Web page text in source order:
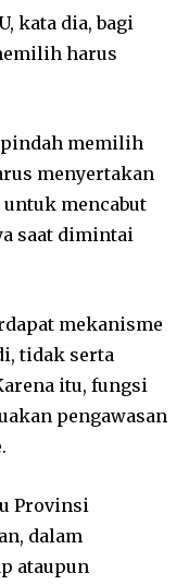
kata dia, bagi
harus
pindah memilih
menyertakan
mencabut
saat dimintai
mekanisme
tidak serta
itu, fungsi
pengawasan
Provinsi
dalam
ataupun